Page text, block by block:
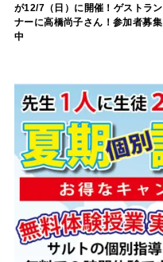
が12/7（日）に開催！ゲストラン
ナーに高橋尚子さん！参加者募集
中